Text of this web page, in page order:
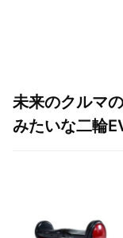
未来のクルマ
みたいな二輪